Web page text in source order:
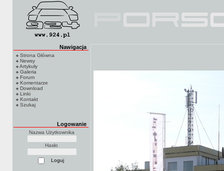
Nawigacja
Strona Główna
Newsy
Artykuły
Galeria
Forum
Komentarze
Download
Linki
Kontakt
Szukaj
Logowanie
Nazwa Użytkownika
Hasło